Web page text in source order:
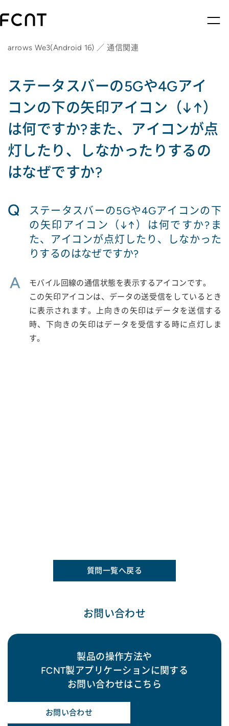
arrows We3(Android 16) ／ 通信関連
ステータスバーの5Gや4Gアイ
コンの下の矢印アイコン（↓↑）
は何ですか?また、アイコンが点
灯したり、しなかったりするの
はなぜですか?
Q
ステータスバーの5Gや4Gアイコンの下
の矢印アイコン（↓↑）は何ですか?ま
た、アイコンが点灯したり、しなかった
りするのはなぜですか?
A
モバイル回線の通信状態を表示するアイコンです。
この矢印アイコンは、データの送受信をしているとき
に表示されます。上向きの矢印はデータを送信する
時、下向きの矢印はデータを受信する時に点灯しま
す。
質問一覧へ戻る
お問い合わせ
製品の操作方法や
FCNT製アプリケーションに関する
お問い合わせはこちら
お問い合わせ